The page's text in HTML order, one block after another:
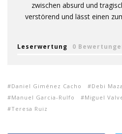
zwischen absurd und
verstörend und lässt einen
Leserwertung 0
Daniel Giménez Cacho Debi
Manuel Garcia-Rulfo
Miguel
Teresa Ruiz